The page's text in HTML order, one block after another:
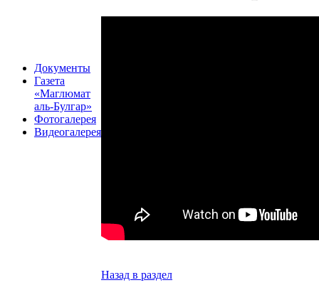
Документы
Газета
«Маглюмат
аль-Булгар»
Фотогалерея
Видеогалерея
Назад в раздел